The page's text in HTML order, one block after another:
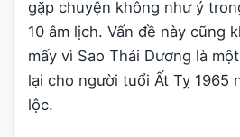
gặp chuyện không như ý
10 âm lịch. Vấn đề này cũng
mấy vì Sao Thái Dương là
lại cho người tuổi Ất Tỵ 1965
lộc.